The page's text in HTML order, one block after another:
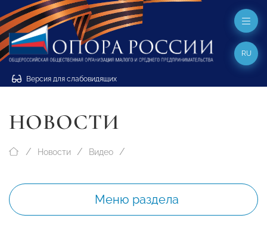
Версия для слабовидящих
RU
НОВОСТИ
Новости Видео
Меню раздела